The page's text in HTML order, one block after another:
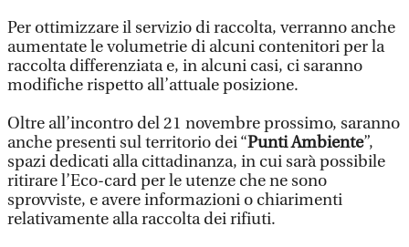
Per ottimizzare il servizio di raccolta, verranno anche
aumentate le volumetrie di alcuni contenitori per la
raccolta differenziata e, in alcuni casi, ci saranno
modifiche rispetto all’attuale posizione.
Oltre all’incontro del 21 novembre prossimo, saranno
anche presenti sul territorio dei “Punti Ambiente”,
spazi dedicati alla cittadinanza, in cui sarà possibile
ritirare l’Eco-card per le utenze che ne sono
sprovviste, e avere informazioni o chiarimenti
relativamente alla raccolta dei rifiuti.